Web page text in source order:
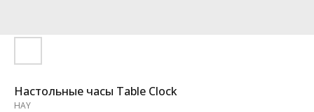
Настольные часы Table Clock
HAY